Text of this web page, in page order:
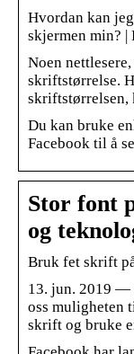
Hvordan kan
skjermen min? |
Noen
skriftstørrelse.
skriftstørrelsen,
Du kan bruke
Facebook til å
Stor font
og
Bruk fet skrift
13. jun. 2019 —
oss muligheten
skrift og bruke